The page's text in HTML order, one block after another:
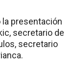
la presentación
secretario de
secretario